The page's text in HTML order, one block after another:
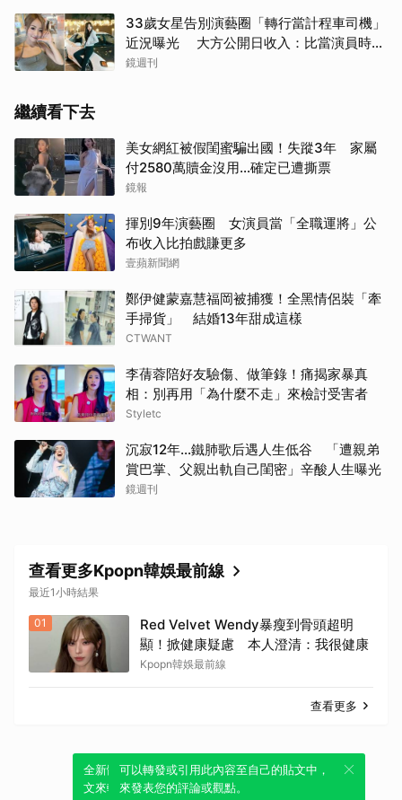
33歲女星告別演藝圈「轉行當計程車司機」
近況曝光 大方公開日收入：比當演員時穩
定
鏡週刊
繼續看下去
美女網紅被假閨蜜騙出國！失蹤3年 家屬
付2580萬贖金沒用…確定已遭撕票
鏡報
揮別9年演藝圈 女演員當「全職運將」公
布收入比拍戲賺更多
壹蘋新聞網
鄭伊健蒙嘉慧福岡被捕獲！全黑情侶裝「牽
手掃貨」 結婚13年甜成這樣
CTWANT
李蒨蓉陪好友驗傷、做筆錄！痛揭家暴真
相：別再用「為什麼不走」來檢討受害者
Styletc
沉寂12年…鐵肺歌后遇人生低谷 「遭親弟
賞巴掌、父親出軌自己閨密」辛酸人生曝光
鏡週刊
查看更多Kpopn韓娛最前線
最近1小時結果
01
Red Velvet Wendy暴瘦到骨頭超明
顯！掀健康疑慮 本人澄清：我很健康
Kpopn韓娛最前線
查看更多
全新體驗！一鍵引用此內容，透過發布貼
文來輕鬆表達個人立場。
可以轉發或引用此內容至自己的貼文中，
來發表您的評論或觀點。